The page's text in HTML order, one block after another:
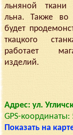
льняной
льна. Также во
будет
ткацкого
работает
изделий.
Адрес: ул.
GPS-координаты:
Показать на